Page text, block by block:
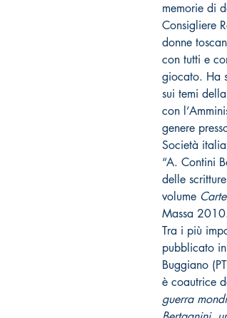
memorie di
Consigliere
donne
con tutti e
giocato. Ha
sui temi
con
genere
Società
“A. Contini
delle
volume
Massa
Tra i più
pubblicato
Buggiano
è coautrice
guerra